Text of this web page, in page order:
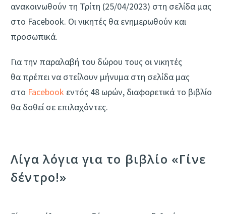
ανακοινωθούν τη Τρίτη (25/04/2023) στη σελίδα μας
στο Facebook. Οι νικητές θα ενημερωθούν και
προσωπικά.
Για την παραλαβή του δώρου τους οι νικητές
θα πρέπει να στείλουν μήνυμα στη σελίδα μας
στο Facebook εντός 48 ωρών, διαφορετικά το βιβλίο
θα δοθεί σε επιλαχόντες.
Λίγα λόγια για το βιβλίο «Γίνε
δέντρο!»